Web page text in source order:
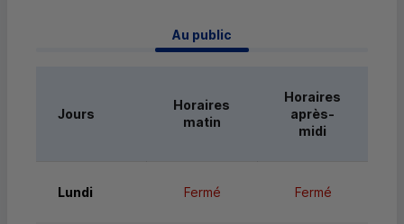
Au public
Jours
Horaires
matin
Horaires
après-
midi
Lundi Fermé Fermé